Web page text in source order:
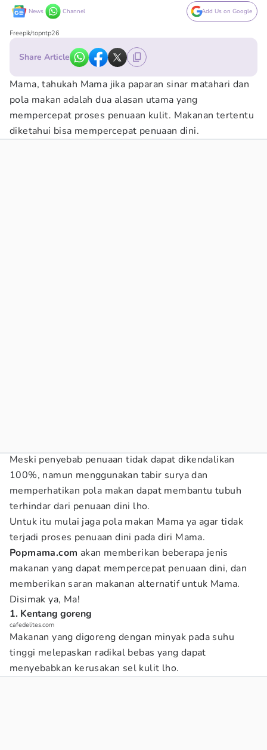
News Channel Add Us on Google
Freepik/topntp26
Share Article
Mama, tahukah Mama jika paparan sinar matahari dan
pola makan adalah dua alasan utama yang
mempercepat proses penuaan kulit. Makanan tertentu
diketahui bisa mempercepat penuaan dini.
Meski penyebab penuaan tidak dapat dikendalikan
100%, namun menggunakan tabir surya dan
memperhatikan pola makan dapat membantu tubuh
terhindar dari penuaan dini lho.
Untuk itu mulai jaga pola makan Mama ya agar tidak
terjadi proses penuaan dini pada diri Mama.
Popmama.com akan memberikan beberapa jenis
makanan yang dapat mempercepat penuaan dini, dan
memberikan saran makanan alternatif untuk Mama.
Disimak ya, Ma!
1. Kentang goreng
cafedelites.com
Makanan yang digoreng dengan minyak pada suhu
tinggi melepaskan radikal bebas yang dapat
menyebabkan kerusakan sel kulit lho.